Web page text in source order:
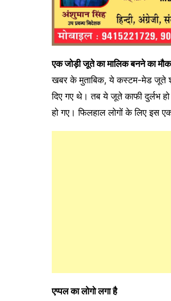
एक जोड़ी जूते का मालिक बनने का
खबर के मुताबिक, ये कस्टम-मेड जूते
दिए गए थे। तब ये जूते काफी दुर्लभ
हो गए। फिलहाल लोगों के लिए इस
एप्पल का लोगो लगा है